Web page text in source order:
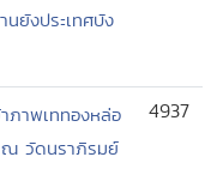
นยังประเทศบัง
ภาพเททองหล่อ
ณ วัดนราภิรมย์
4937